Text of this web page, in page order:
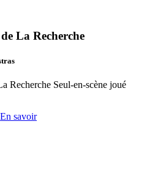
La Recherche
Recherche Seul-en-scène joué
En savoir